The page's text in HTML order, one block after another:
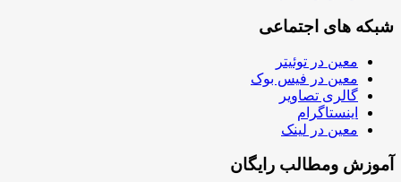
شبکه های اجتماعی
معین در توئیتر
معین در فیس بوک
گالری تصاویر
اینستاگرام
معین در لینک
آموزش ومطالب رایگان